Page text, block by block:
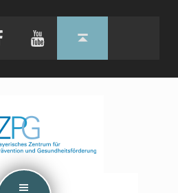
FacebookYouTubeBack to top ↑